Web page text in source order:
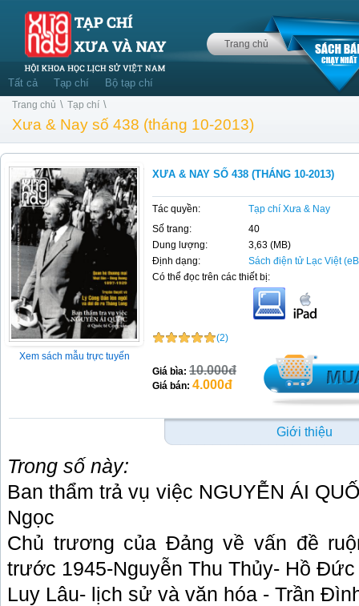
Trang chủ
Tất cả Tạp chí Bộ tạp chí
Trang chủ \ Tạp chí \
Xưa & Nay số 438 (tháng 10-2013)
Xem sách mẫu trực tuyến
XƯA & NAY SỐ 438 (THÁNG 10-2013)
Tác quyền:
Tạp chí Xưa & Nay
Số trang:
40
Dung lượng:
3,63 (MB)
Định dạng:
Sách điện tử Lạc Việt
Có thể đọc trên các thiết bị:
(2)
Giá bìa: 10.000đ
Giá bán: 4.000đ
Giới thiệu
Trong số này:
Ban thẩm trả vụ việc NGUYỄN ÁI
Ngọc
Chủ trương của Đảng về vấn đề
trước 1945-Nguyễn Thu Thủy- Hồ Đức
Luy Lâu- lịch sử và văn hóa - Trần